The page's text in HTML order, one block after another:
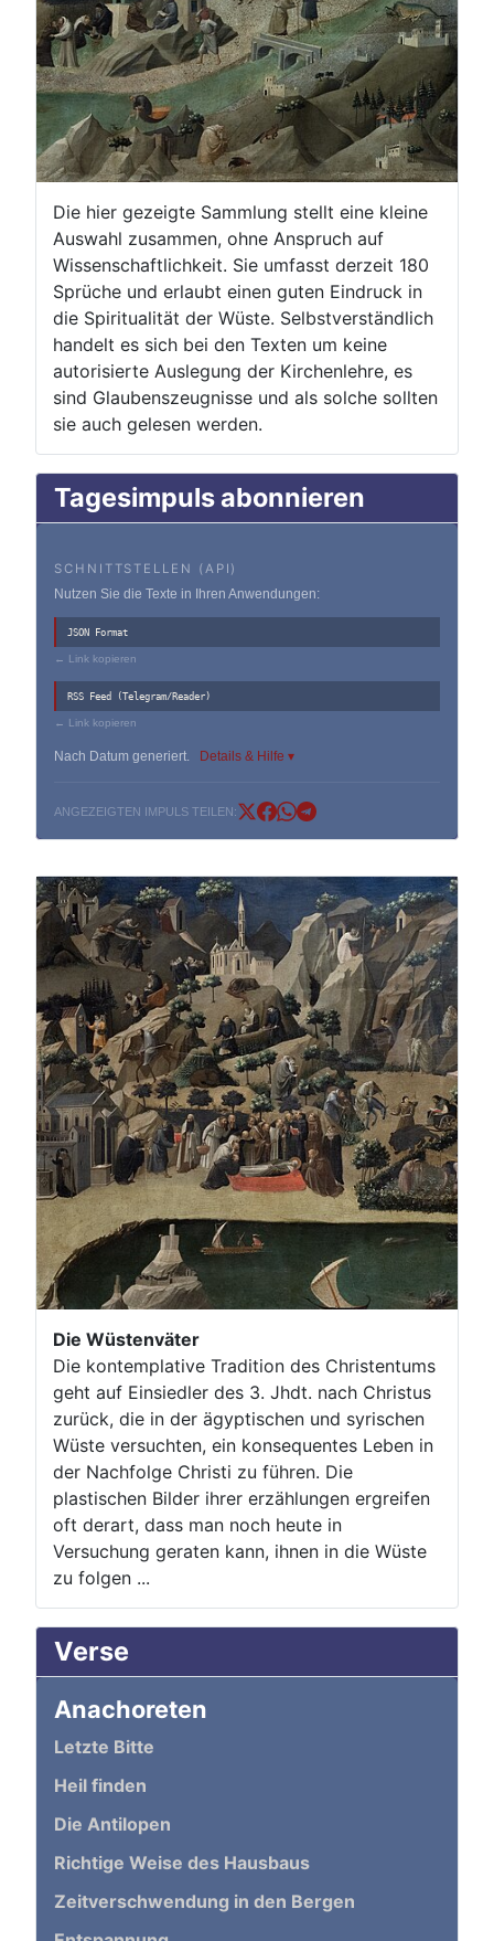
Die Wüstenväter
Die kontemplative Tradition des Christentums
geht auf Einsiedler des 3. Jhdt. nach Christus
zurück, die in der ägyptischen und syrischen
Wüste versuchten, ein konsequentes Leben in
der Nachfolge Christi zu führen. Die
plastischen Bilder ihrer erzählungen ergreifen
oft derart, dass man noch heute in
Versuchung geraten kann, ihnen in die Wüste
zu folgen ...
Verse
Anachoreten
Letzte Bitte
Heil finden
Die Antilopen
Richtige Weise des Hausbaus
Zeitverschwendung in den Bergen
Die hier gezeigte Sammlung stellt eine kleine
Auswahl zusammen, ohne Anspruch auf
Wissenschaftlichkeit. Sie umfasst derzeit 180
Sprüche und erlaubt einen guten Eindruck in
die Spiritualität der Wüste. Selbstverständlich
handelt es sich bei den Texten um keine
autorisierte Auslegung der Kirchenlehre, es
sind Glaubenszeugnisse und als solche sollten
sie auch gelesen werden.
Tagesimpuls abonnieren
SCHNITTSTELLEN (API)
Nutzen Sie die Texte in Ihren Anwendungen:
JSON Format
← Link kopieren
RSS Feed (Telegram/Reader)
← Link kopieren
Nach Datum generiert. Details & Hilfe ▾
ANGEZEIGTEN IMPULS TEILEN: